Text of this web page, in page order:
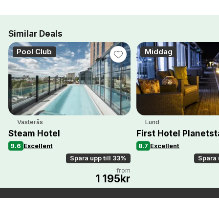
Similar Deals
Pool Club
Västerås
Steam Hotel
9.6 Excellent
Spara upp till 33%
from
1 195kr
Middag
Lund
First Hotel
8.7 Excellent
Spara